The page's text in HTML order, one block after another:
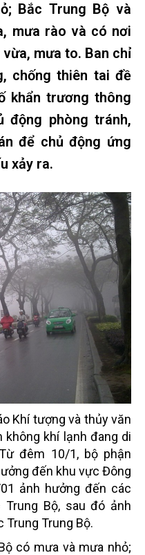
Bắc Trung Bộ và
mưa rào và có nơi
mưa to. Ban chỉ
chống thiên tai đề
khẩn trương thông
động phòng tránh,
để chủ động ứng
xảy ra.
Khí tượng và thủy văn
không khí lạnh đang di
đêm 10/1, bộ phận
đến khu vực Đông
ảnh hưởng đến các
Bộ, sau đó ảnh
Trung Bộ.
có mưa và mưa nhỏ;